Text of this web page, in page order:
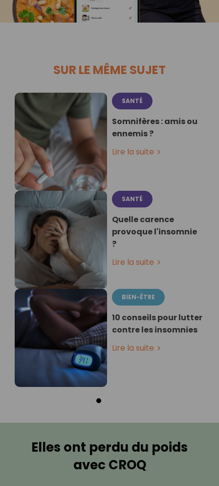
SUR LE MÊME SUJET
SANTÉ
Somnifères : amis ou
ennemis ?
Lire la suite
SANTÉ
Quelle carence
provoque l'insomnie
?
Lire la suite
BIEN-ÊTRE
10 conseils pour lutter
contre les insomnies
Lire la suite
Elles ont perdu du poids
avec CROQ